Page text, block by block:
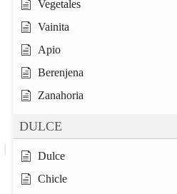
Vegetales
Vainita
Apio
Berenjena
Zanahoria
DULCE
Dulce
Chicle